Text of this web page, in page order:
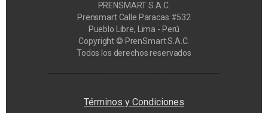
PRENSMART S.A.C.
Prensmart Calle Paracas #532
Pueblo Libre, Lima - Perú
Copyright © PrenSmart S.A.C.
Todos los derechos reservados
Términos y Condiciones